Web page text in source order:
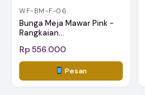
WF-BM-F-06
Bunga Meja Mawar Pink -
Rangkaian...
Rp 556.000
Pesan